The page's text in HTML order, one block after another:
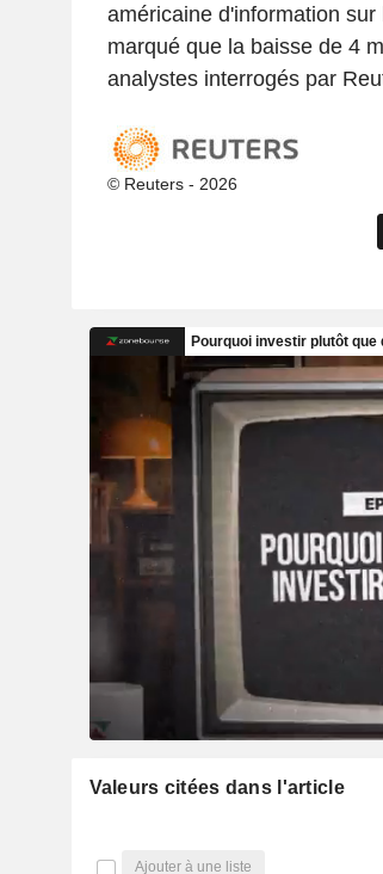
américaine d'information
marqué que la baisse de 4
analystes interrogés par
© Reuters - 2026
Valeurs citées dans l'article
Ajouter à une liste